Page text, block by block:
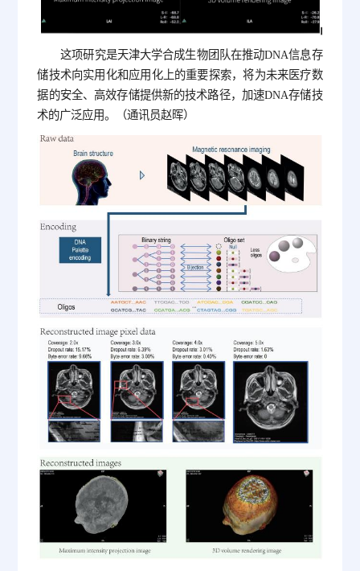
这项研究是天津大学合成生物团队在推动DNA信息存
储技术向实用化和应用化上的重要探索，将为未来医疗数
据的安全、高效存储提供新的技术路径，加速DNA存储技
术的广泛应用。（通讯员赵晖）